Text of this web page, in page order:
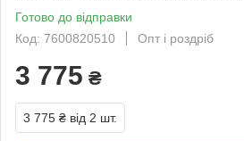
Готово до відправки
Код: 7600820510
Опт і роздріб
3 775 ₴
3 775 ₴ від 2 шт.